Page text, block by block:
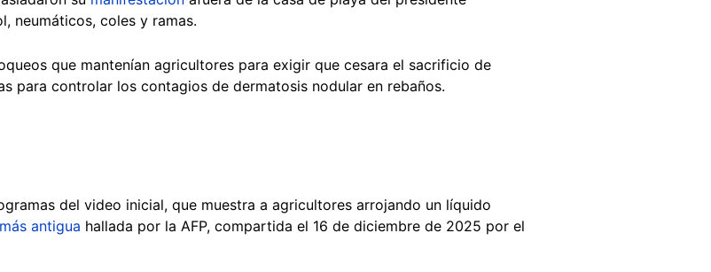
neumáticos, coles y ramas.
que mantenían agricultores para exigir que cesara el sacrificio de
para controlar los contagios de dermatosis nodular en rebaños.
del video inicial, que muestra a agricultores arrojando un líquido
antigua hallada por la AFP, compartida el 16 de diciembre de 2025 por el